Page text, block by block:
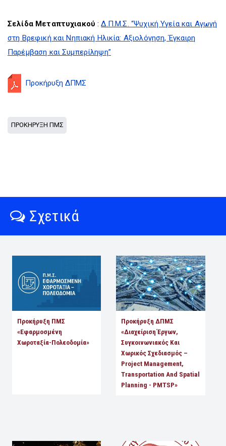
Σελίδα Μεταπτυχιακού :Δ.Π.Μ.Σ. “Ψυχική Υγεία και Αγωγή
στη Βρεφική και Νηπιακή Ηλικία: Αξιολόγηση, Έγκαιρη
Παρέμβαση και Συμπερίληψη”
Προκήρυξη ΔΠΜΣ
ΠΡΟΚΗΡΥΞΗ ΠΜΣ
Σχετικά
Προκήρυξη ΠΜΣ
«Εφαρμοσμένη
Χωροταξία-Πολεοδομία»
Προκήρυξη ΔΠΜΣ
«Διαχείριση Έργων,
Συγκοινωνιακός Και
Χωρικός Σχεδιασμός –
Project Management,
Transportation And Spatial
Planning - PMTSP»